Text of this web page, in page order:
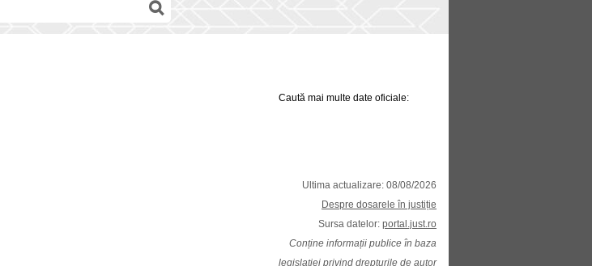
Caută mai multe date oficiale:
Ultima actualizare: 08/08/2026
Despre dosarele în justiție
Sursa datelor: portal.just.ro
Conține informații publice în baza
legislației privind drepturile de autor